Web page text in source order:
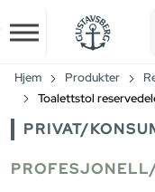
Skip to main content
Hjem Produkter
Toalettstol
PRIVAT/